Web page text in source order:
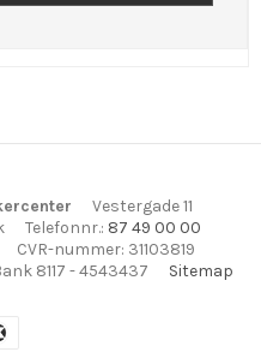
Vestergade 11
Telefonnr.: 87 49 00 00
CVR-nummer: 31103819
8117 - 4543437 Sitemap